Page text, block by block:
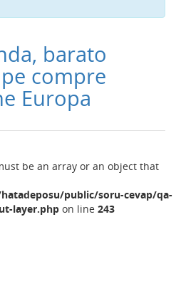
barato
compre
Europa
be an array or an object that
public/soru-cevap/qa-
layer.php on line 243